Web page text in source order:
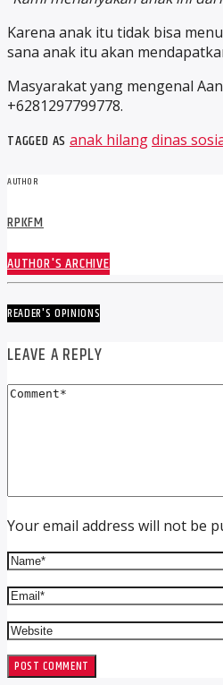
Karena anak itu tidak bisa
sana anak itu akan
Masyarakat yang mengenal
+6281297799778.
TAGGED AS anak hilangdinas
AUTHOR
RPKFM
AUTHOR'S ARCHIVE
READER'S OPINIONS
LEAVE A REPLY
Your email address will not be